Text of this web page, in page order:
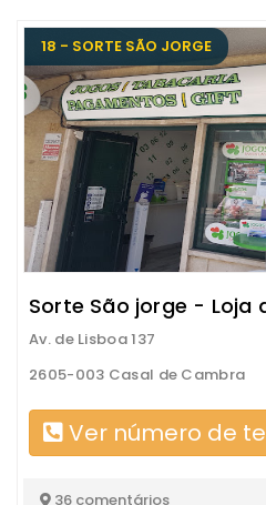
18 - SORTE SÃO JORGE
Sorte São jorge - Loja
Av. de Lisboa 137
2605-003 Casal de Cambra
Ver número de
36 comentários